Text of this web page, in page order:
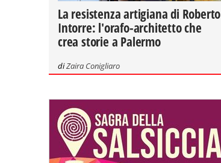
La resistenza artigiana di Roberto
Intorre: l'orafo-architetto che
crea storie a Palermo
diZaira Conigliaro